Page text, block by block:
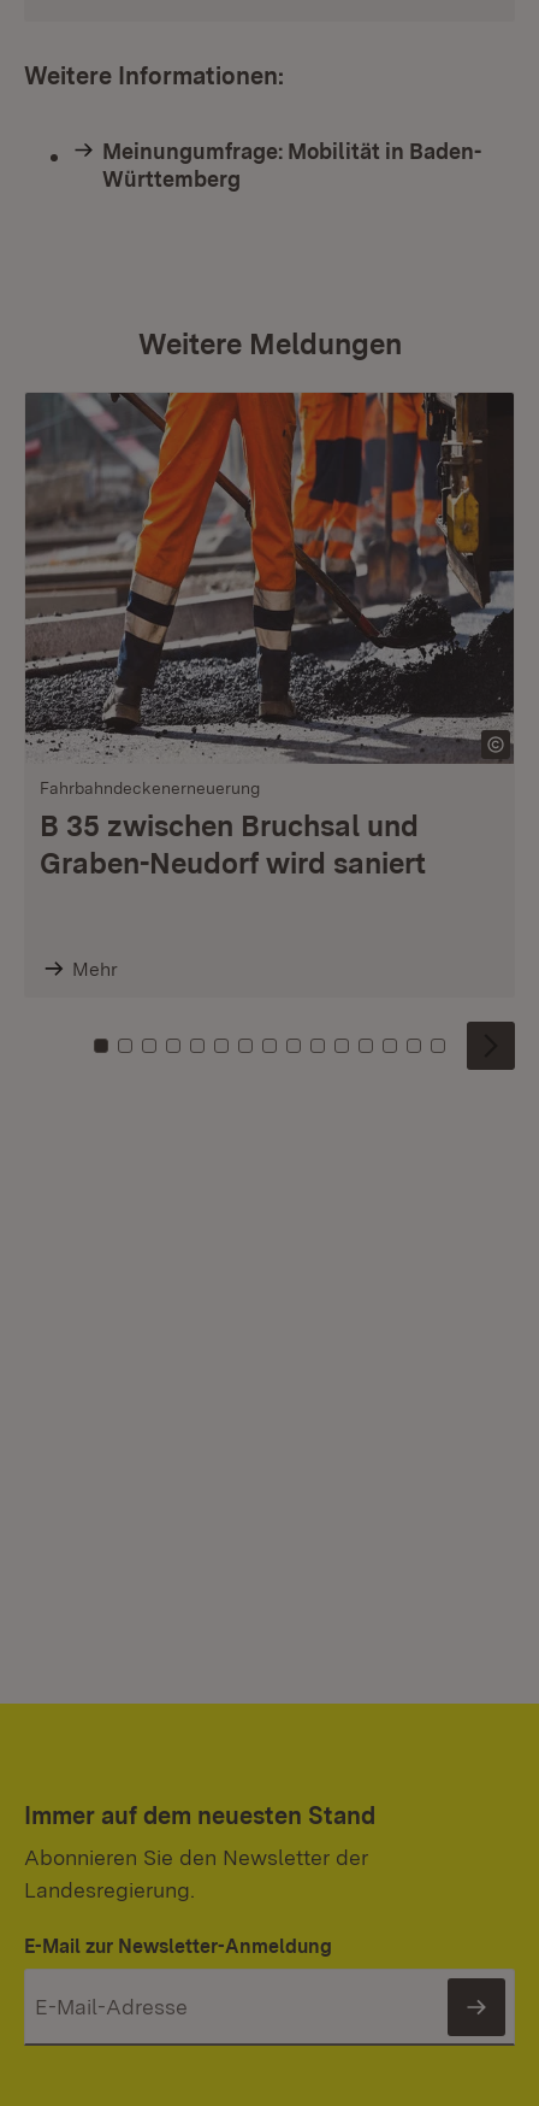
Weitere Informationen:
Meinungumfrage: Mobilität in Baden-
Württemberg
Weitere Meldungen
Fahrbahndeckenerneuerung
B 35 zwischen Bruchsal und
Graben-Neudorf wird saniert
Mehr
Zu Kachel: 0
Zu Kachel: 1
Zu Kachel: 2
Zu Kachel: 3
Zu Kachel: 4
Zu Kachel: 5
Zu Kachel: 6
Zu Kachel: 7
Zu Kachel: 8
Zu Kachel: 9
Zu Kachel: 10
Zu Kachel: 11
Zu Kachel: 12
Zu Kachel:
Zu
Immer auf dem neuesten Stand
Abonnieren Sie den Newsletter der
Landesregierung.
E-Mail zur Newsletter-Anmeldung